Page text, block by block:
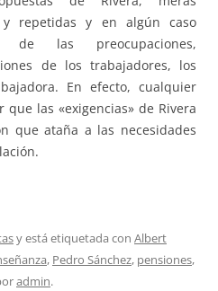
y repetidas y en algún caso
de las preocupaciones,
de los trabajadores, los
En efecto, cualquier
las «exigencias» de Rivera
que ataña a las necesidades
y está etiquetada con Albert
, Pedro Sánchez, pensiones,
admin.